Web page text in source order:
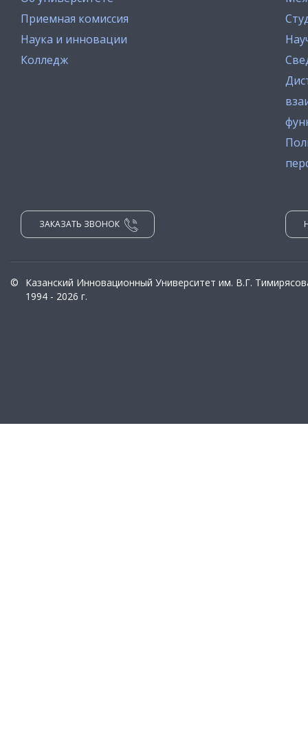
Приемная комиссия
Наука и инновации
Колледж
ЗАКАЗАТЬ ЗВОНОК
©
Казанский Инновационный Университет им. В.Г.
1994 - 2026 г.